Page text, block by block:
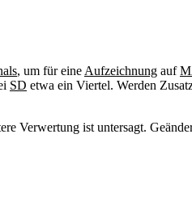
, um für eine Aufzeichnung auf
SD etwa ein Viertel. Werden
Verwertung ist untersagt.